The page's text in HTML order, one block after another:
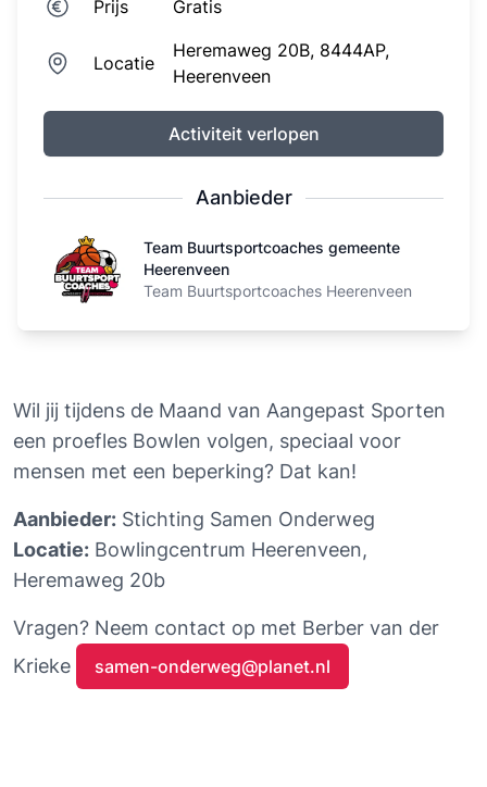
Wil jij tijdens de Maand van Aangepast Sporten
een proefles Bowlen volgen, speciaal voor
mensen met een beperking? Dat kan!
Aanbieder: Stichting Samen Onderweg
Locatie: Bowlingcentrum Heerenveen,
Heremaweg 20b
Vragen? Neem contact op met Berber van der
Krieke
samen-onderweg@planet.nl
Prijs
Gratis
Locatie
Heremaweg 20B, 8444AP,
Heerenveen
Activiteit verlopen
Aanbieder
Team Buurtsportcoaches gemeente Heerenveen
Team Buurtsportcoaches gemeente
Heerenveen
Team Buurtsportcoaches Heerenveen